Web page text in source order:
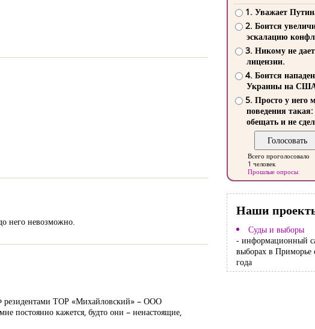
него невозможно.
резидентами ТОР «Михайловский» – ООО
постоянно кажется, будто они – ненастоящие,
1. Уважает
2. Боится
эскалацию
3. Никому не
лицензии.
4. Боится
Украины на
5. Просто у него
поведения такая:
обещать и не
Всего проголосовало
1 человек
Прошлые опросы
Наши
Суды и выборы
- информационный
выборах в Приморье
года